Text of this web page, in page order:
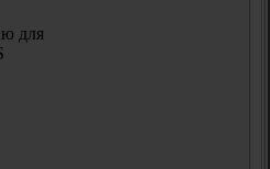
для